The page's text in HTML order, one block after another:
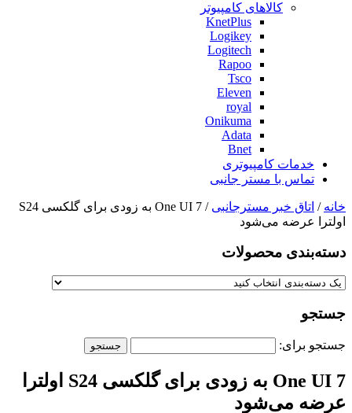
کالاهای کامپیوتر
KnetPlus
Logikey
Logitech
Rapoo
Tsco
Eleven
royal
Onikuma
Adata
Bnet
خدمات کامپیوتری
تماس با مستر جانبی
خانه / اتاق خبر مسترجانبی
/ One UI 7 به زودی برای گلکسی S24
اولترا عرضه می‌شود
دسته‌بندی‌ محصولات
جستجو
جستجو برای:
One UI 7 به زودی برای گلکسی S24 اولترا
عرضه می‌شود